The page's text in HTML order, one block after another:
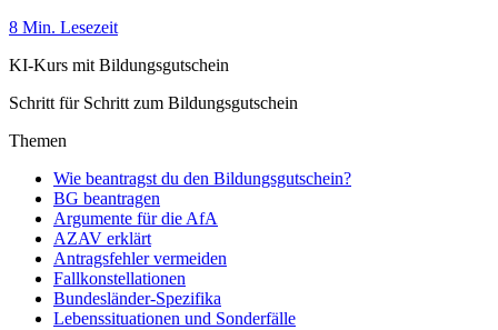
8 Min. Lesezeit
KI-Kurs mit Bildungsgutschein
Schritt für Schritt zum Bildungsgutschein
Themen
Wie beantragst du den Bildungsgutschein?
BG beantragen
Argumente für die AfA
AZAV erklärt
Antragsfehler vermeiden
Fallkonstellationen
Bundesländer-Spezifika
Lebenssituationen und Sonderfälle